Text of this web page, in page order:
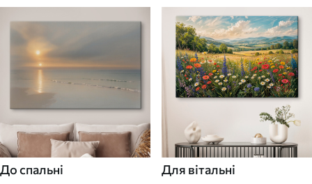
До спальні Для вітальні